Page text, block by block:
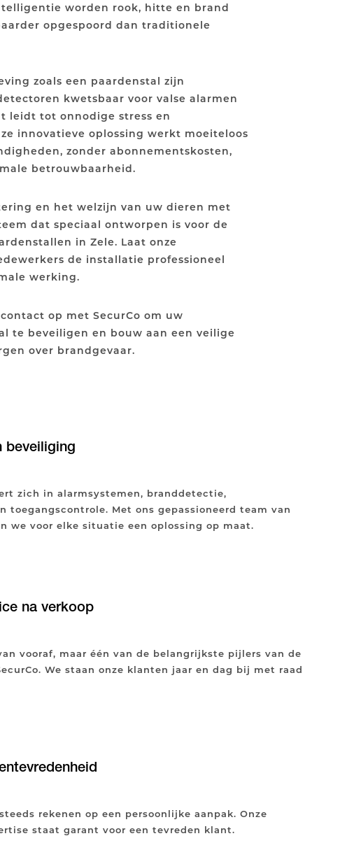
worden rook, hitte en brand
opgespoord dan traditionele
zoals een paardenstal zijn
kwetsbaar voor valse alarmen
leidt tot onnodige stress en
innovatieve oplossing werkt moeiteloos
zonder abonnementskosten,
betrouwbaarheid.
en het welzijn van uw dieren met
dat speciaal ontworpen is voor de
in Zele. Laat onze
de installatie professioneel
werking.
op met SecurCo om uw
te beveiligen en bouw aan een veilige
over brandgevaar.
beveiliging
zich in alarmsystemen, branddetectie,
toegangscontrole. Met ons gepassioneerd team van
we voor elke situatie een oplossing op maat.
na verkoop
vooraf, maar één van de belangrijkste pijlers van de
We staan onze klanten jaar en dag bij met raad
rekenen op een persoonlijke aanpak. Onze
staat garant voor een tevreden klant.